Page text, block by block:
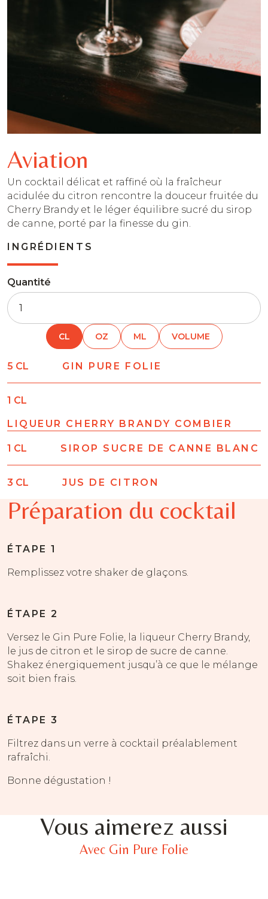
Aviation
Un cocktail délicat et raffiné où la fraîcheur
acidulée du citron rencontre la douceur fruitée du
Cherry Brandy et le léger équilibre sucré du sirop
de canne, porté par la finesse du gin.
INGRÉDIENTS
Quantité
CL OZ ML VOLUME
5 CL GIN PURE FOLIE
1 CL
LIQUEUR CHERRY BRANDY COMBIER
1 CL SIROP SUCRE DE CANNE BLANC
3 CL JUS DE CITRON
Préparation du cocktail
ÉTAPE 1
Remplissez votre shaker de glaçons.
ÉTAPE 2
Versez le Gin Pure Folie, la liqueur Cherry Brandy,
le jus de citron et le sirop de sucre de canne.
Shakez énergiquement jusqu’à ce que le mélange
soit bien frais.
ÉTAPE 3
Filtrez dans un verre à cocktail préalablement
rafraîchi.
Bonne dégustation !
Vous aimerez aussi
Avec Gin Pure Folie